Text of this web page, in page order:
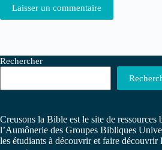
Laisser un commentaire
Rechercher
Creusons la Bible est le site de ressources
l’Aumônerie des Groupes Bibliques
les étudiants à découvrir et faire découvrir